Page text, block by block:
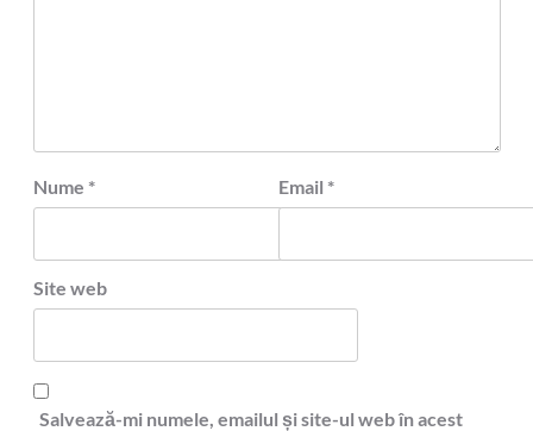
Nume * Email *
Site web
Salvează-mi numele, emailul și site-ul web în acest